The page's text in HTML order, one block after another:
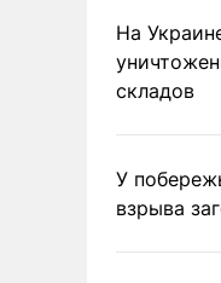
На
складов
У
взрыва